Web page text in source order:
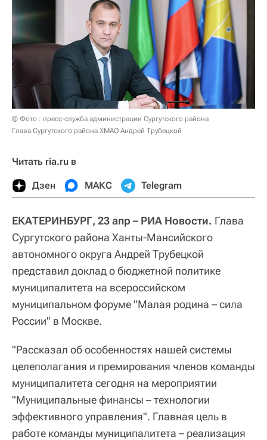
© Фото : пресс-служба администрации Сургутского района
Глава Сургутского района ХМАО Андрей Трубецкой
Читать ria.ru в
Дзен МАКС Telegram
ЕКАТЕРИНБУРГ, 23 апр – РИА Новости. Глава
Сургутского района Ханты-Мансийского
автономного округа Андрей Трубецкой
представил доклад о бюджетной политике
муниципалитета на всероссийском
муниципальном форуме "Малая родина – сила
России" в Москве.
"Рассказал об особенностях нашей системы
целеполагания и премирования членов команды
муниципалитета сегодня на мероприятии
"Муниципальные финансы – технологии
эффективного управления". Главная цель в
работе команды муниципалитета – реализация